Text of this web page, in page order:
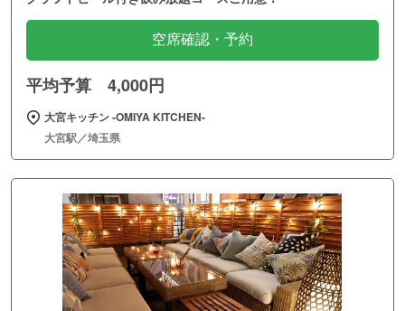
空席確認・予約
平均予算 4,000円
大宮キッチン ‐OMIYA KITCHEN‐
大宮駅／埼玉県